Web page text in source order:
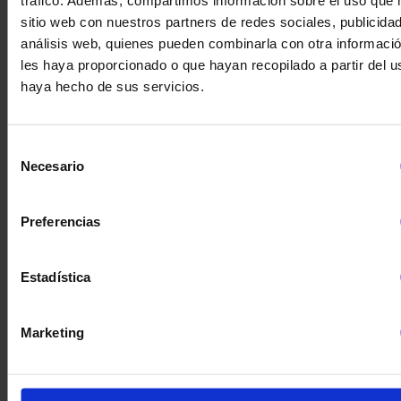
sitio web con nuestros partners de redes sociales,
análisis web, quienes pueden combinarla con otra
les haya proporcionado o que hayan recopilado a partir del
haya hecho de sus servicios.
Necesario
Preferencias
Estadística
Marketing
Productos Relacionados